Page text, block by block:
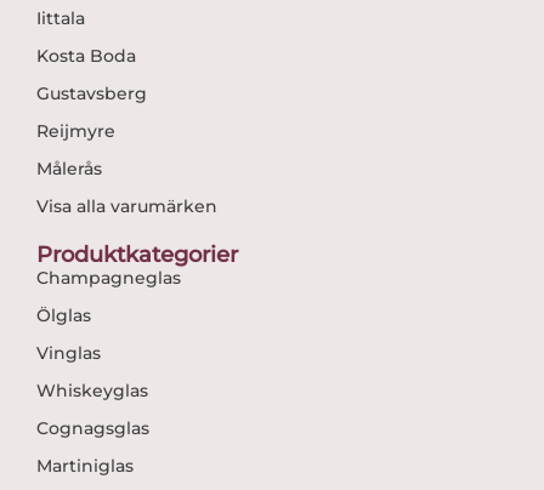
Iittala
Kosta Boda
Gustavsberg
Reijmyre
Målerås
Visa alla varumärken
Produktkategorier
Champagneglas
Ölglas
Vinglas
Whiskeyglas
Cognagsglas
Martiniglas